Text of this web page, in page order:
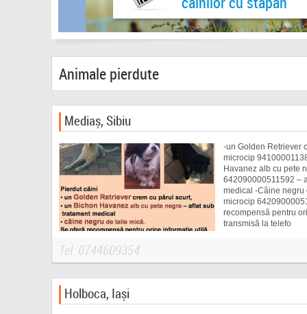
Animale pierdute
Mediaș, Sibiu
-un Golden Retriever
microcip
Havanez alb cu pete
642090000511592 –
medical -Câine negru
microcip
recompensă pentru
transmisă la telefo
Tel: 0744609354
Holboca, Iași